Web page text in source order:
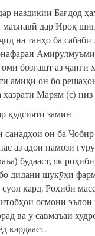
наздикии Бағдод
маънавӣ дар Ироқ
на танҳо ба сабаби
бозгашт аз ҷанги
амиқи он бо
Марям (с) низ
қудсияти замин
санадҳои он ба
аз адои намози
будааст, як
дидани шукӯҳи
кард. Роҳиби
осмонӣ
ва ӯ савмаъаи
кардааст.